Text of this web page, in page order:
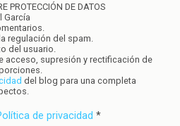
PROTECCIÓN DE DATOS
García
regulación del spam.
del usuario.
acceso, supresión y rectificación de
del blog para una completa
de privacidad *